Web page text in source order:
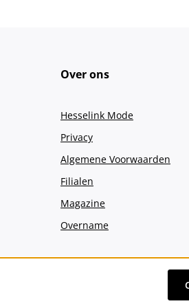
Over ons
Hesselink Mode
Privacy
Algemene Voorwaarden
Filialen
Magazine
Overname